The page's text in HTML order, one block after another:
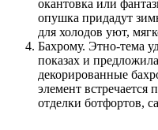
окантовка или
опушка придадут
для холодов уют,
Бахрому. Этно-тема
показах и
декорированные
элемент встречается
отделки ботфортов,